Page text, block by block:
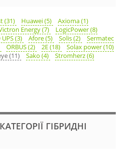
(31) Huawei (5)
Axioma (1)
Energy (7)
LogicPower (8)
(3) Afore (5) Solis (2)
Sermatec
ORBUS (2) 2E (18)
Solax power (10)
(11) Sako (4)
Stromherz (6)
ГІБРИДНІ